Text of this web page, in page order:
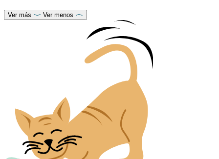
Ver más Ver menos